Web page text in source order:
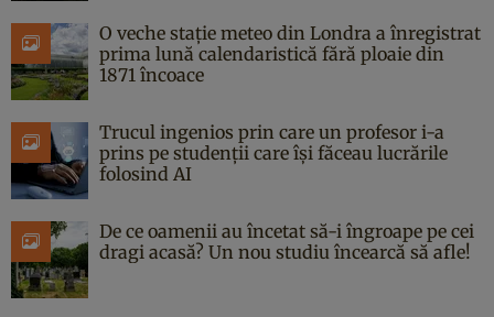
O veche stație meteo din Londra a înregistrat
prima lună calendaristică fără ploaie din
1871 încoace
Trucul ingenios prin care un profesor i-a
prins pe studenții care își făceau lucrările
folosind AI
De ce oamenii au încetat să-i îngroape pe cei
dragi acasă? Un nou studiu încearcă să afle!